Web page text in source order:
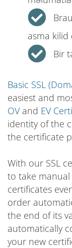
asma kilid
Bir
Basic SSL
easiest and
OVand EV
identity of the
the certificate
With our SSL
to take
certificates
order
the end of its
automatically
your new